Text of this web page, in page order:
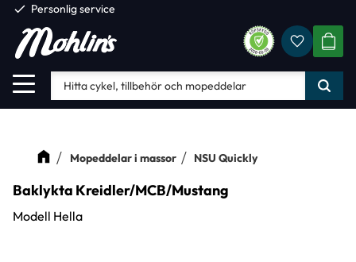
Meny
check Personlig service
Mopeddelar i massor NSU Quickly
Baklykta Kreidler/MCB/Mustang
Modell Hella